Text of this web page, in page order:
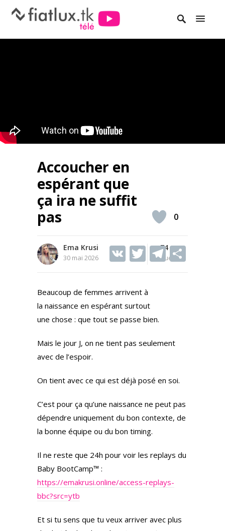
Accoucher en
espérant que
ça ira ne suffit
pas
Ema Krusi
30 mai 2026
74
Vues
V T
itt
er
T
0
Beaucoup de femmes arrivent à
la naissance en espérant surtout
une chose : que tout se passe bien.
Mais le jour J, on ne tient pas seulement
avec de l’espoir.
On tient avec ce qui est déjà posé en soi.
C’est pour ça qu’une naissance ne peut pas
dépendre uniquement du bon contexte, de
la bonne équipe ou du bon timing.
Il ne reste que 24h pour voir les replays du
Baby BootCamp™ :
https://emakrusi.online/access-replays-
bbc?src=ytb
Et si tu sens que tu veux arriver avec plus